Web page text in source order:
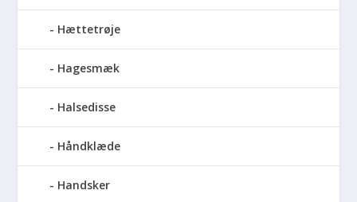
Hættetrøje
Hagesmæk
Halsedisse
Håndklæde
Handsker